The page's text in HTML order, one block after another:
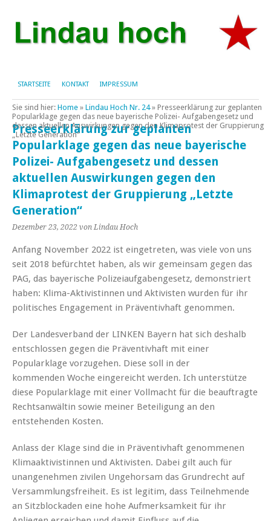
STARTSEITE KONTAKT IMPRESSUM
Sie sind hier: Home » Lindau Hoch Nr. 24» Presseerklärung zur geplanten
Popularklage gegen das neue bayerische Polizei- Aufgabengesetz und
dessen aktuellen Auswirkungen gegen den Klimaprotest der Gruppierung
„Letzte Generation“
Presseerklärung zur geplanten
Popularklage gegen das neue bayerische
Polizei- Aufgabengesetz und dessen
aktuellen Auswirkungen gegen den
Klimaprotest der Gruppierung „Letzte
Generation“
Dezember 23, 2022 von Lindau Hoch
Anfang November 2022 ist eingetreten, was viele von uns
seit 2018 befürchtet haben, als wir gemeinsam gegen das
PAG, das bayerische Polizeiaufgabengesetz, demonstriert
haben: Klima-Aktivistinnen und Aktivisten wurden für ihr
politisches Engagement in Präventivhaft genommen.
Der Landesverband der LINKEN Bayern hat sich deshalb
entschlossen gegen die Präventivhaft mit einer
Popularklage vorzugehen. Diese soll in der
kommenden Woche eingereicht werden. Ich unterstütze
diese Popularklage mit einer Vollmacht für die beauftragte
Rechtsanwältin sowie meiner Beteiligung an den
entstehenden Kosten.
Anlass der Klage sind die in Präventivhaft genommenen
Klimaaktivistinnen und Aktivisten. Dabei gilt auch für
unangenehmen zivilen Ungehorsam das Grundrecht auf
Versammlungsfreiheit. Es ist legitim, dass Teilnehmende
an Sitzblockaden eine hohe Aufmerksamkeit für ihr